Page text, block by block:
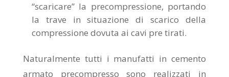
“scaricare” la precompressione, portando
la trave in situazione di scarico della
compressione dovuta ai cavi pre tirati.
Naturalmente tutti i manufatti in cemento
armato precompresso sono realizzati in